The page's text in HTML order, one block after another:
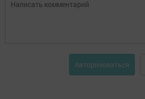
Авторизоваться